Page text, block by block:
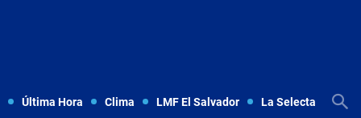
Última Hora Clima LMF El Salvador La Selecta